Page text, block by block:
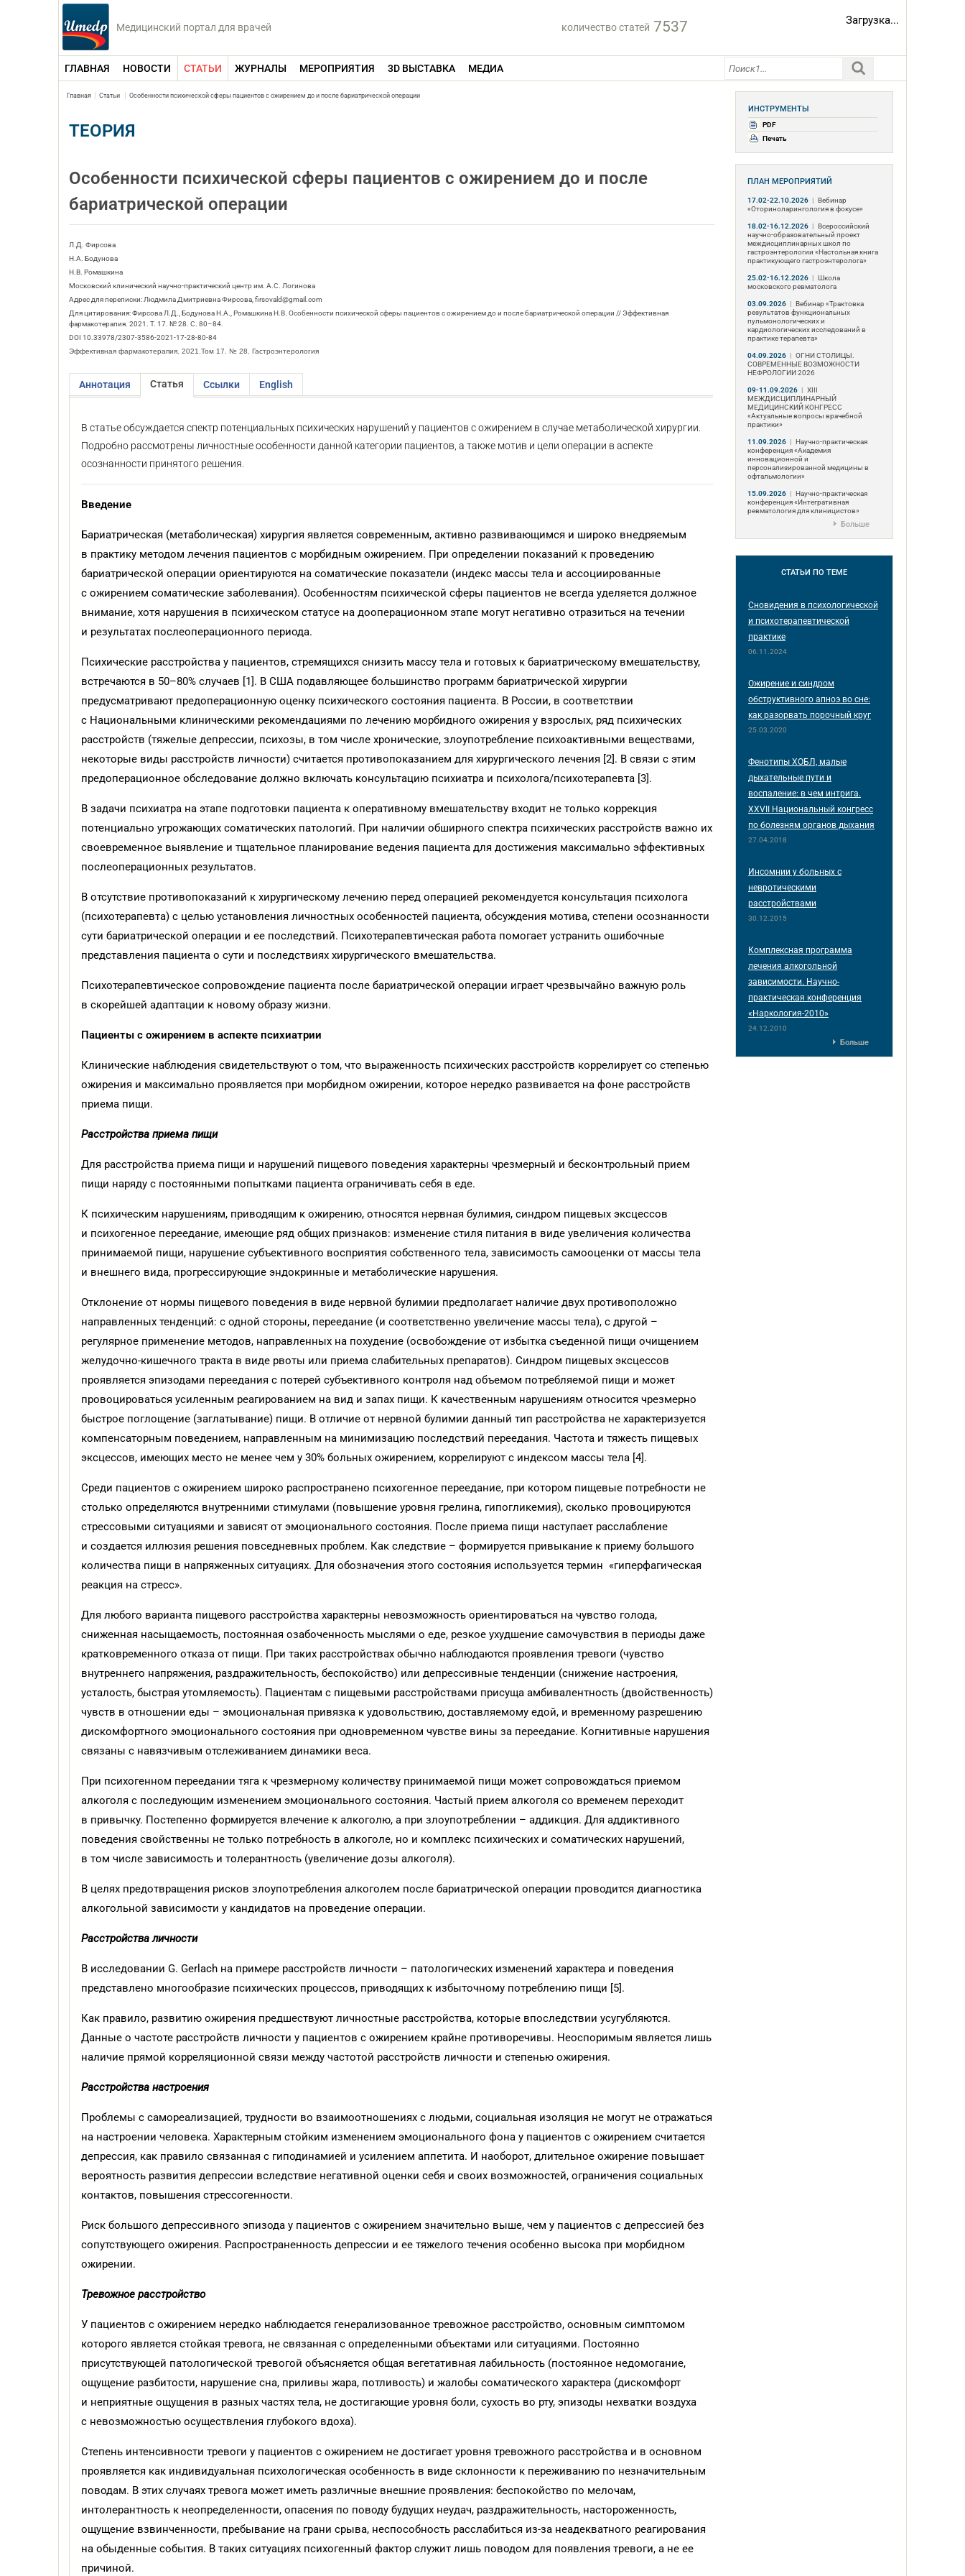
Медицинский портал для врачей количество статей 7537 Загрузка...
ГЛАВНАЯ НОВОСТИ СТАТЬИ ЖУРНАЛЫ МЕРОПРИЯТИЯ 3D ВЫСТАВКА МЕДИА
Главная Статьи Особенности психической сферы пациентов с ожирением до и после бариатрической операции
ТЕОРИЯ
Особенности психической сферы пациентов с ожирением до и после
бариатрической операции
Л.Д. Фирсова
Н.А. Бодунова
Н.В. Ромашкина
Московский клинический научно-практический центр им. А.С. Логинова
Адрес для переписки: Людмила Дмитриевна Фирсова, firsovald@gmail.com
Для цитирования: Фирсова Л.Д., Бодунова Н.А., Ромашкина Н.В. Особенности психической сферы пациентов с ожирением до и после бариатрической операции // Эффективная
фармакотерапия. 2021. Т. 17. № 28. С. 80–84.
DOI 10.33978/2307-3586-2021-17-28-80-84
Эффективная фармакотерапия. 2021.Том 17. № 28. Гастроэнтерология
Аннотация Статья Ссылки English
В статье обсуждается спектр потенциальных психических нарушений у пациентов с ожирением в случае метаболической хирургии.
Подробно рассмотрены личностные особенности данной категории пациентов, а также мотив и цели операции в аспекте
осознанности принятого решения.
Введение
Бариатрическая (метаболическая) хирургия является современным, активно развивающимся и широко внедряемым
в практику методом лечения пациентов с морбидным ожирением. При определении показаний к проведению
бариатрической операции ориентируются на соматические показатели (индекс массы тела и ассоциированные
с ожирением соматические заболевания). Особенностям психической сферы пациентов не всегда уделяется должное
внимание, хотя нарушения в психическом статусе на дооперационном этапе могут негативно отразиться на течении
и результатах послеоперационного периода.
Психические расстройства у пациентов, стремящихся снизить массу тела и готовых к бариатрическому вмешательству,
встречаются в 50–80% случаев [1]. В США подавляющее большинство программ бариатрической хирургии
предусматривают предоперационную оценку психического состояния пациента. В России, в соответствии
с Национальными клиническими рекомендациями по лечению морбидного ожирения у взрослых, ряд психических
расстройств (тяжелые депрессии, психозы, в том числе хронические, злоупотребление психоактивными веществами,
некоторые виды расстройств личности) считается противопоказанием для хирургического лечения [2]. В связи с этим
предоперационное обследование должно включать консультацию психиатра и психолога/психотерапевта [3].
В задачи психиатра на этапе подготовки пациента к оперативному вмешательству входит не только коррекция
потенциально угрожающих соматических патологий. При наличии обширного спектра психических расстройств важно их
своевременное выявление и тщательное планирование ведения пациента для достижения максимально эффективных
послеоперационных результатов.
В отсутствие противопоказаний к хирургическому лечению перед операцией рекомендуется консультация психолога
(психотерапевта) с целью установления личностных особенностей пациента, обсуждения мотива, степени осознанности
сути бариатрической операции и ее последствий. Психотерапевтическая работа помогает устранить ошибочные
представления пациента о сути и последствиях хирургического вмешательства.
Психотерапевтическое сопровождение пациента после бариатрической операции играет чрезвычайно важную роль
в скорейшей адаптации к новому образу жизни.
Пациенты с ожирением в аспекте психиатрии
Клинические наблюдения свидетельствуют о том, что выраженность психических расстройств коррелирует со степенью
ожирения и максимально проявляется при морбидном ожирении, которое нередко развивается на фоне расстройств
приема пищи.
Расстройства приема пищи
Для расстройства приема пищи и нарушений пищевого поведения характерны чрезмерный и бесконтрольный прием
пищи наряду с постоянными попытками пациента ограничивать себя в еде.
К психическим нарушениям, приводящим к ожирению, относятся нервная булимия, синдром пищевых эксцессов
и психогенное переедание, имеющие ряд общих признаков: изменение стиля питания в виде увеличения количества
принимаемой пищи, нарушение субъективного восприятия собственного тела, зависимость самооценки от массы тела
и внешнего вида, прогрессирующие эндокринные и метаболические нарушения.
Отклонение от нормы пищевого поведения в виде нервной булимии предполагает наличие двух противоположно
направленных тенденций: с одной стороны, переедание (и соответственно увеличение массы тела), с другой –
регулярное применение методов, направленных на похудение (освобождение от избытка съеденной пищи очищением
желудочно-кишечного тракта в виде рвоты или приема слабительных препаратов). Синдром пищевых эксцессов
проявляется эпизодами переедания с потерей субъективного контроля над объемом потребляемой пищи и может
провоцироваться усиленным реагированием на вид и запах пищи. К качественным нарушениям относится чрезмерно
быстрое поглощение (заглатывание) пищи. В отличие от нервной булимии данный тип расстройства не характеризуется
компенсаторным поведением, направленным на минимизацию последствий переедания. Частота и тяжесть пищевых
эксцессов, имеющих место не менее чем у 30% больных ожирением, коррелируют с индексом массы тела [4].
Среди пациентов с ожирением широко распространено психогенное переедание, при котором пищевые потребности не
столько определяются внутренними стимулами (повышение уровня грелина, гипогликемия), сколько провоцируются
стрессовыми ситуациями и зависят от эмоционального состояния. После приема пищи наступает расслабление
и создается иллюзия решения повседневных проблем. Как следствие – формируется привыкание к приему большого
количества пищи в напряженных ситуациях. Для обозначения этого состояния используется термин «гиперфагическая
реакция на стресс».
Для любого варианта пищевого расстройства характерны невозможность ориентироваться на чувство голода,
сниженная насыщаемость, постоянная озабоченность мыслями о еде, резкое ухудшение самочувствия в периоды даже
кратковременного отказа от пищи. При таких расстройствах обычно наблюдаются проявления тревоги (чувство
внутреннего напряжения, раздражительность, беспокойство) или депрессивные тенденции (снижение настроения,
усталость, быстрая утомляемость). Пациентам с пищевыми расстройствами присуща амбивалентность (двойственность)
чувств в отношении еды – эмоциональная привязка к удовольствию, доставляемому едой, и временному разрешению
дискомфортного эмоционального состояния при одновременном чувстве вины за переедание. Когнитивные нарушения
связаны с навязчивым отслеживанием динамики веса.
При психогенном переедании тяга к чрезмерному количеству принимаемой пищи может сопровождаться приемом
алкоголя с последующим изменением эмоционального состояния. Частый прием алкоголя со временем переходит
в привычку. Постепенно формируется влечение к алкоголю, а при зло­употреблении – аддикция. Для аддиктивного
поведения свойственны не только потребность в алкоголе, но и комплекс психических и соматических нарушений,
в том числе зависимость и толерантность (увеличение дозы алкоголя).
В целях предотвращения рисков злоупотребления алкоголем после бариатрической операции проводится диагностика
алкогольной зависимости у кандидатов на проведение операции.
Расстройства личности
В исследовании G. Gerlach на примере расстройств личности – патологических изменений характера и поведения
представлено многообразие психических процессов, приводящих к избыточному потреблению пищи [5].
Как правило, развитию ожирения предшествуют личностные расстройства, которые впоследствии усугубляются.
Данные о частоте расстройств личности у пациентов с ожирением крайне противоречивы. Неоспоримым является лишь
наличие прямой корреляционной связи между частотой расстройств личности и степенью ожирения.
Расстройства настроения
Проблемы с самореализацией, трудности во взаимоотношениях с людьми, социальная изоляция не могут не отражаться
на настроении человека. Характерным стойким изменением эмоционального фона у пациентов с ожирением считается
депрессия, как правило связанная с гиподинамией и усилением аппетита. И наоборот, длительное ожирение повышает
вероятность развития депрессии вследствие негативной оценки себя и своих возможностей, ограничения социальных
контактов, повышения стрессогенности.
Риск большого депрессивного эпизода у пациентов с ожирением значительно выше, чем у пациентов с депрессией без
сопутствующего ожирения. Распространенность депрессии и ее тяжелого течения особенно высока при морбидном
ожирении.
Тревожное расстройство
У пациентов с ожирением нередко наблюдается генерализованное тревожное расстройство, основным симптомом
которого является стойкая тревога, не связанная с определенными объектами или ситуациями. Постоянно
присутствующей патологической тревогой объясняется общая вегетативная лабильность (постоянное недомогание,
ощущение разбитости, нарушение сна, приливы жара, потливость) и жалобы соматического характера (дискомфорт
и неприятные ощущения в разных частях тела, не достигающие уровня боли, сухость во рту, эпизоды нехватки воздуха
с невозможностью осуществления глубокого вдоха).
Степень интенсивности тревоги у пациентов с ожирением не достигает уровня тревожного расстройства и в основном
проявляется как индивидуальная психологическая особенность в виде склонности к переживанию по незначительным
поводам. В этих случаях тревога может иметь различные внешние проявления: беспокойство по мелочам,
интолерантность к неопределенности, опасения по поводу будущих неудач, раздражительность, настороженность,
ощущение взвинченности, пребывание на грани срыва, неспособность расслабиться из-за неадекватного реагирования
на обыденные события. В таких ситуациях психогенный фактор служит лишь поводом для появления тревоги, а не ее
причиной.
ИНСТРУМЕНТЫ
PDF
Печать
ПЛАН МЕРОПРИЯТИЙ
17.02-22.10.2026 | Вебинар
«Оториноларингология в фокусе»
18.02-16.12.2026 | Всероссийский
научно-образовательный проект
междисциплинарных школ по
гастроэнтерологии «Настольная книга
практикующего гастроэнтеролога»
25.02-16.12.2026 | Школа
московского ревматолога
03.09.2026 | Вебинар «Трактовка
результатов функциональных
пульмонологических и
кардиологических исследований в
практике терапевта»
04.09.2026 | ОГНИ СТОЛИЦЫ.
СОВРЕМЕННЫЕ ВОЗМОЖНОСТИ
НЕФРОЛОГИИ 2026
09-11.09.2026 | ХIII
МЕЖДИСЦИПЛИНАРНЫЙ
МЕДИЦИНСКИЙ КОНГРЕСС
«Актуальные вопросы врачебной
практики»
11.09.2026 | Научно-практическая
конференция «Академия
инновационной и
персонализированной медицины в
офтальмологии»
15.09.2026 | Научно-практическая
конференция «Интегративная
ревматология для клиницистов»
Больше
СТАТЬИ ПО ТЕМЕ
Сновидения в психологической
и психотерапевтической
практике
06.11.2024
Ожирение и синдром
обструктивного апноэ во сне:
как разорвать порочный круг
25.03.2020
Фенотипы ХОБЛ, малые
дыхательные пути и
воспаление: в чем интрига.
XXVII Национальный конгресс
по болезням органов дыхания
27.04.2018
Инсомнии у больных с
невротическими
расстройствами
30.12.2015
Комплексная программа
лечения алкогольной
зависимости. Научно-
практическая конференция
«Наркология-2010»
24.12.2010
Больше